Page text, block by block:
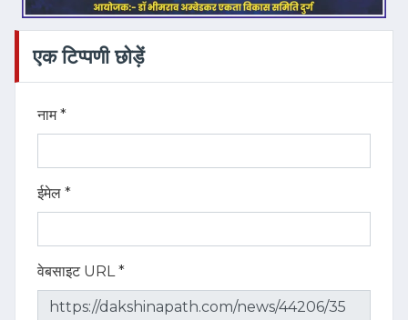
एक टिप्पणी छोड़ें
नाम *
ईमेल *
वेबसाइट URL *